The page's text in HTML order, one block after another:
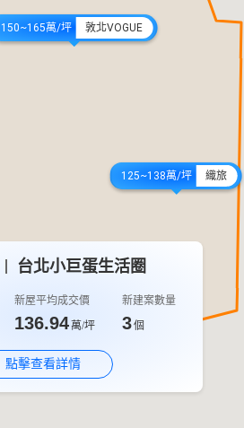
125~138萬/坪 織旅
150~165萬/坪 敦北VOGUE
台北小巨蛋生活圈
新屋平均成交價
136.94萬/坪
新建案數量
3個
點擊查看詳情